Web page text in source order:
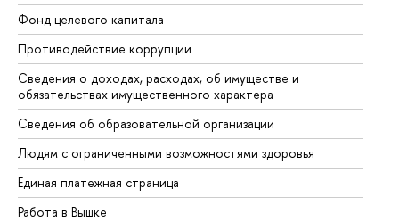
Фонд целевого капитала
Противодействие коррупции
Сведения о доходах, расходах, об имуществе и
обязательствах имущественного характера
Сведения об образовательной организации
Людям с ограниченными возможностями здоровья
Единая платежная страница
Работа в Вышке